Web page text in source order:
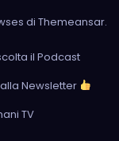
di Themeansar.
il Podcast
Newsletter
TV